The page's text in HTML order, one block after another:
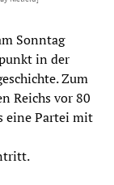
Sonntag
in der
Zum
Reichs vor 80
eine Partei mit